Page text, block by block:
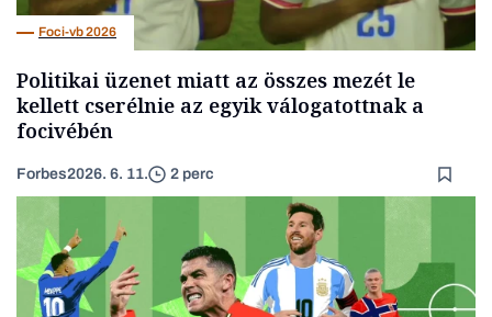
Foci-vb 2026
Politikai üzenet miatt az összes mezét le
kellett cserélnie az egyik válogatottnak a
focivébén
Forbes2026. 6. 11. 2 perc